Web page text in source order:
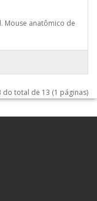
Mouse anatômico de
do total de 13 (1 páginas)